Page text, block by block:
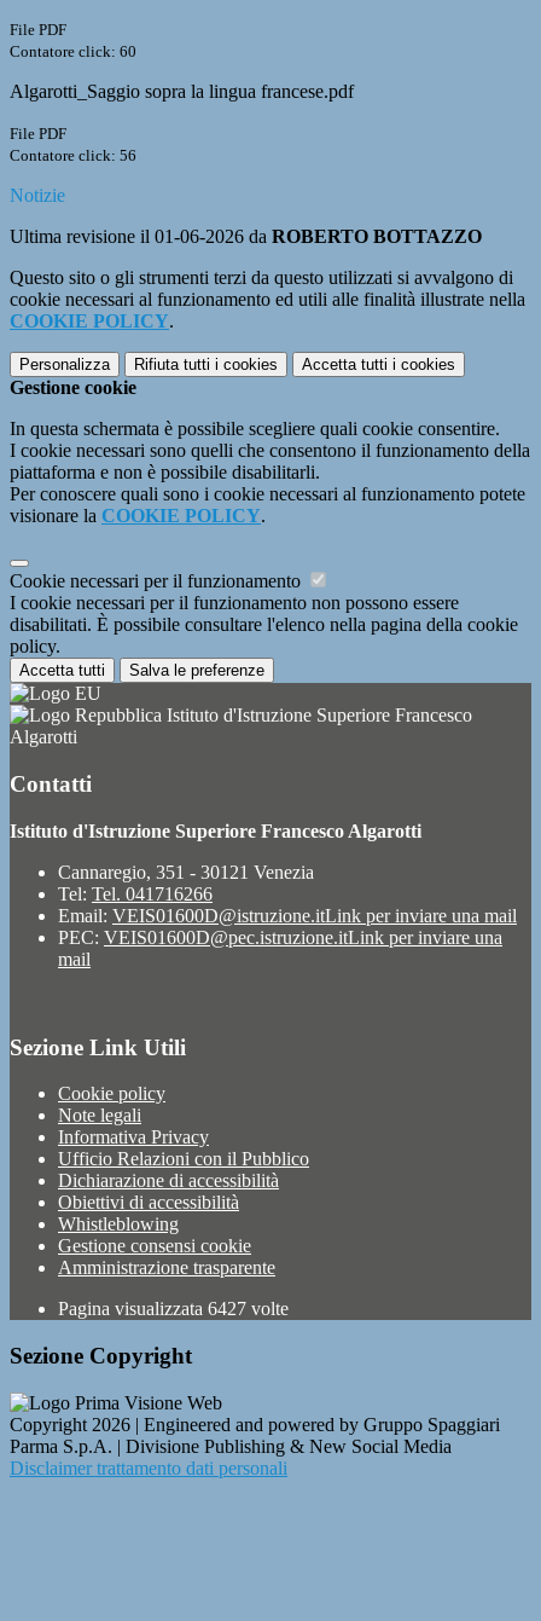
File PDF
Contatore click: 60
Algarotti_Saggio sopra la lingua francese.pdf
File PDF
Contatore click: 56
Notizie
Ultima revisione il 01-06-2026 da ROBERTO BOTTAZZO
Questo sito o gli strumenti terzi da questo utilizzati si avvalgono di
cookie necessari al funzionamento ed utili alle finalità illustrate nella
COOKIE POLICY.
Personalizza Rifiuta tutti i cookies Accetta tutti i cookies
Gestione cookie
In questa schermata è possibile scegliere quali cookie consentire.
I cookie necessari sono quelli che consentono il funzionamento della
piattaforma e non è possibile disabilitarli.
Per conoscere quali sono i cookie necessari al funzionamento potete
visionare la COOKIE POLICY.
Cookie necessari per il funzionamento
I cookie necessari per il funzionamento non possono essere
disabilitati. È possibile consultare l'elenco nella pagina della cookie
policy.
Accetta tutti Salva le preferenze
Istituto d'Istruzione Superiore Francesco
Algarotti
Contatti
Istituto d'Istruzione Superiore Francesco Algarotti
Cannaregio, 351 - 30121 Venezia
Tel: Tel. 041716266
Email: VEIS01600D@istruzione.itLink per inviare una mail
PEC: VEIS01600D@pec.istruzione.itLink per inviare una
mail
Sezione Link Utili
Cookie policy
Note legali
Informativa Privacy
Ufficio Relazioni con il Pubblico
Dichiarazione di accessibilità
Obiettivi di accessibilità
Whistleblowing
Gestione consensi cookie
Amministrazione trasparente
Pagina visualizzata 6427 volte
Sezione Copyright
Copyright 2026 | Engineered and powered by Gruppo Spaggiari
Parma S.p.A. | Divisione Publishing & New Social Media
Disclaimer trattamento dati personali